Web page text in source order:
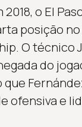
2018, o El
posição no
O técnico
do
ofensiva e